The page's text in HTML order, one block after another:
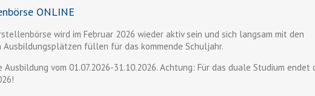
ONLINE
wird im Februar 2026 wieder aktiv sein und sich langsam mit den
füllen für das kommende Schuljahr.
vom 01.07.2026-31.10.2026. Achtung: Für das duale Studium endet